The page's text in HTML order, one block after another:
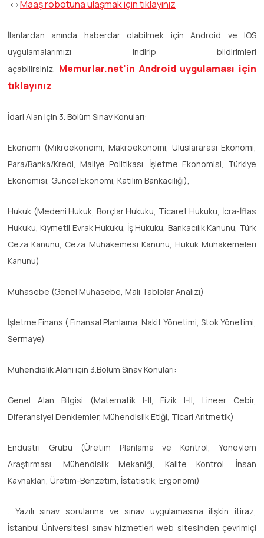
<>Maaş robotuna ulaşmak için tıklayınız
İlanlardan anında haberdar olabilmek için Android ve IOS
uygulamalarımızı indirip bildirimleri
açabilirsiniz. Memurlar.net'in Android uygulaması için
tıklayınız.
İdari Alan için 3. Bölüm Sınav Konuları:
Ekonomi (Mikroekonomi, Makroekonomi, Uluslararası Ekonomi,
Para/Banka/Kredi, Maliye Politikası, İşletme Ekonomisi, Türkiye
Ekonomisi, Güncel Ekonomi, Katılım Bankacılığı),
Hukuk (Medeni Hukuk, Borçlar Hukuku, Ticaret Hukuku, İcra-İflas
Hukuku, Kıymetli Evrak Hukuku, İş Hukuku, Bankacılık Kanunu, Türk
Ceza Kanunu, Ceza Muhakemesi Kanunu, Hukuk Muhakemeleri
Kanunu)
Muhasebe (Genel Muhasebe, Mali Tablolar Analizi)
İşletme Finans ( Finansal Planlama, Nakit Yönetimi, Stok Yönetimi,
Sermaye)
Mühendislik Alanı için 3.Bölüm Sınav Konuları:
Genel Alan Bilgisi (Matematik I-II, Fizik I-II, Lineer Cebir,
Diferansiyel Denklemler, Mühendislik Etiği, Ticari Aritmetik)
Endüstri Grubu (Üretim Planlama ve Kontrol, Yöneylem
Araştırması, Mühendislik Mekaniği, Kalite Kontrol, İnsan
Kaynakları, Üretim-Benzetim, İstatistik, Ergonomi)
. Yazılı sınav sorularına ve sınav uygulamasına ilişkin itiraz,
İstanbul Üniversitesi sınav hizmetleri web sitesinden çevrimiçi